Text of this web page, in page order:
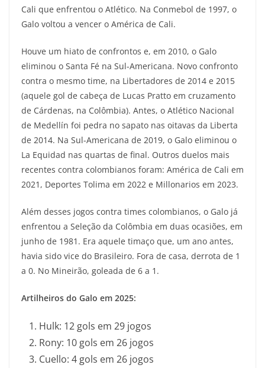
Cali que enfrentou o Atlético. Na Conmebol de 1997, o
Galo voltou a vencer o América de Cali.
Houve um hiato de confrontos e, em 2010, o Galo
eliminou o Santa Fé na Sul-Americana. Novo confronto
contra o mesmo time, na Libertadores de 2014 e 2015
(aquele gol de cabeça de Lucas Pratto em cruzamento
de Cárdenas, na Colômbia). Antes, o Atlético Nacional
de Medellín foi pedra no sapato nas oitavas da Liberta
de 2014. Na Sul-Americana de 2019, o Galo eliminou o
La Equidad nas quartas de final. Outros duelos mais
recentes contra colombianos foram: América de Cali em
2021, Deportes Tolima em 2022 e Millonarios em 2023.
Além desses jogos contra times colombianos, o Galo já
enfrentou a Seleção da Colômbia em duas ocasiões, em
junho de 1981. Era aquele timaço que, um ano antes,
havia sido vice do Brasileiro. Fora de casa, derrota de 1
a 0. No Mineirão, goleada de 6 a 1.
Artilheiros do Galo em 2025:
Hulk: 12 gols em 29 jogos
Rony: 10 gols em 26 jogos
Cuello: 4 gols em 26 jogos